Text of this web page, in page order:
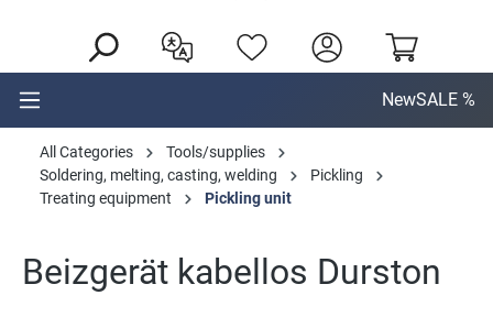
NewSALE %
All Categories
Tools/supplies
Soldering, melting, casting, welding
Pickling
Treating equipment
Pickling unit
Beizgerät kabellos Durston